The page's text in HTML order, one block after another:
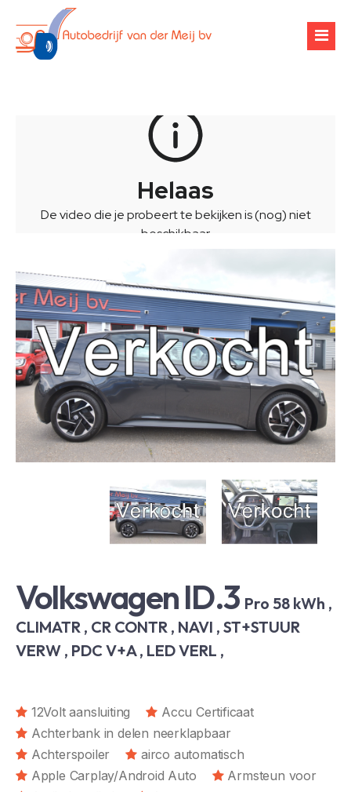
Airco-onderhoud
Chiptuning
Verhuur
Zoekopdracht
Contact
Volkswagen ID.3 Pro 58 kWh ,
CLIMATR , CR CONTR , NAVI , ST+STUUR
VERW , PDC V+A , LED VERL ,
12Volt aansluiting
Accu Certificaat
Achterbank in delen neerklapbaar
Achterspoiler
airco automatisch
Apple Carplay/Android Auto
Armsteun voor